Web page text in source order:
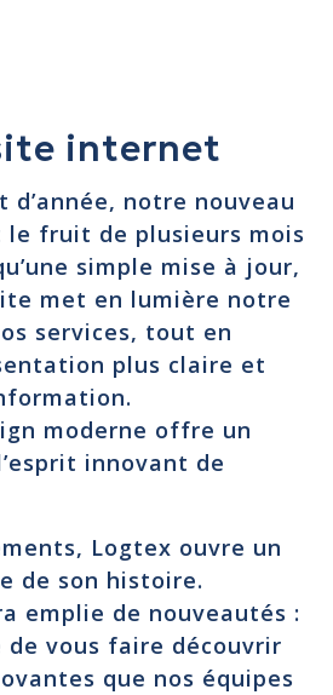
internet
d’année, notre nouveau
fruit de plusieurs mois
simple mise à jour,
met en lumière notre
services, tout en
plus claire et
moderne offre un
innovant de
Logtex ouvre un
de son histoire.
emplie de nouveautés :
de vous faire découvrir
que nos équipes